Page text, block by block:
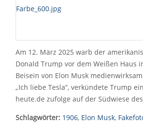
Am 12. März 2025 warb der
Donald Trump vor dem Weißen Haus
Beisein von Elon Musk
„Ich liebe Tesla“, verkündete Trump
heute.de zufolge auf der Südwiese
Schlagwörter: 1906, Elon Musk,